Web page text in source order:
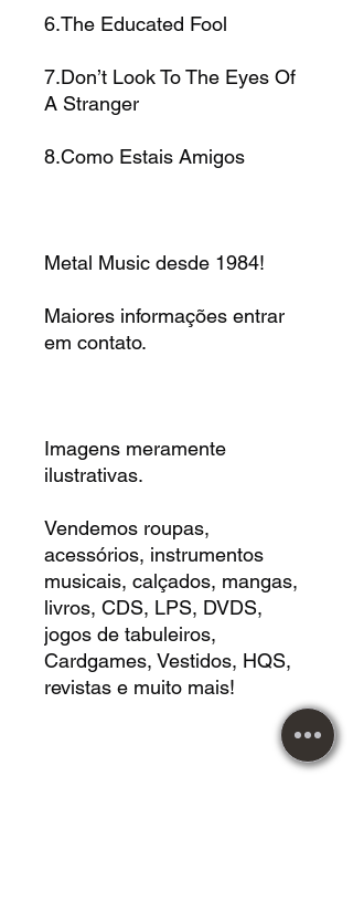
6.The Educated Fool
7.Don’t Look To The Eyes Of
A Stranger
8.Como Estais Amigos
Metal Music desde 1984!
Maiores informações entrar
em contato.
Imagens meramente
ilustrativas.
Vendemos roupas,
acessórios, instrumentos
musicais, calçados, mangas,
livros, CDS, LPS, DVDS,
jogos de tabuleiros,
Cardgames, Vestidos, HQS,
revistas e muito mais!